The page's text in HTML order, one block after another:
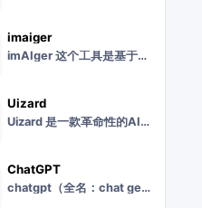
imaiger
imAIger 这个工具是基于人工智能技术的图片搜索工具，专门用来搜索数百万张由先进的人工智能技术生成的艺术作品和图片。只需简单描述您想要的图像，您就可以开启一
Uizard
Uizard 是一款革命性的AI驱动UI设计工具，它标志着用户界面设计领域的一个重要里程碑。作为世界上首个AI UI设计工具，Uizard 旨在为设计师和开发者
ChatGPT
chatgpt（全名：chat generative pre-trained transformer），是openai研发的一款聊天机器人程序，于2022年11